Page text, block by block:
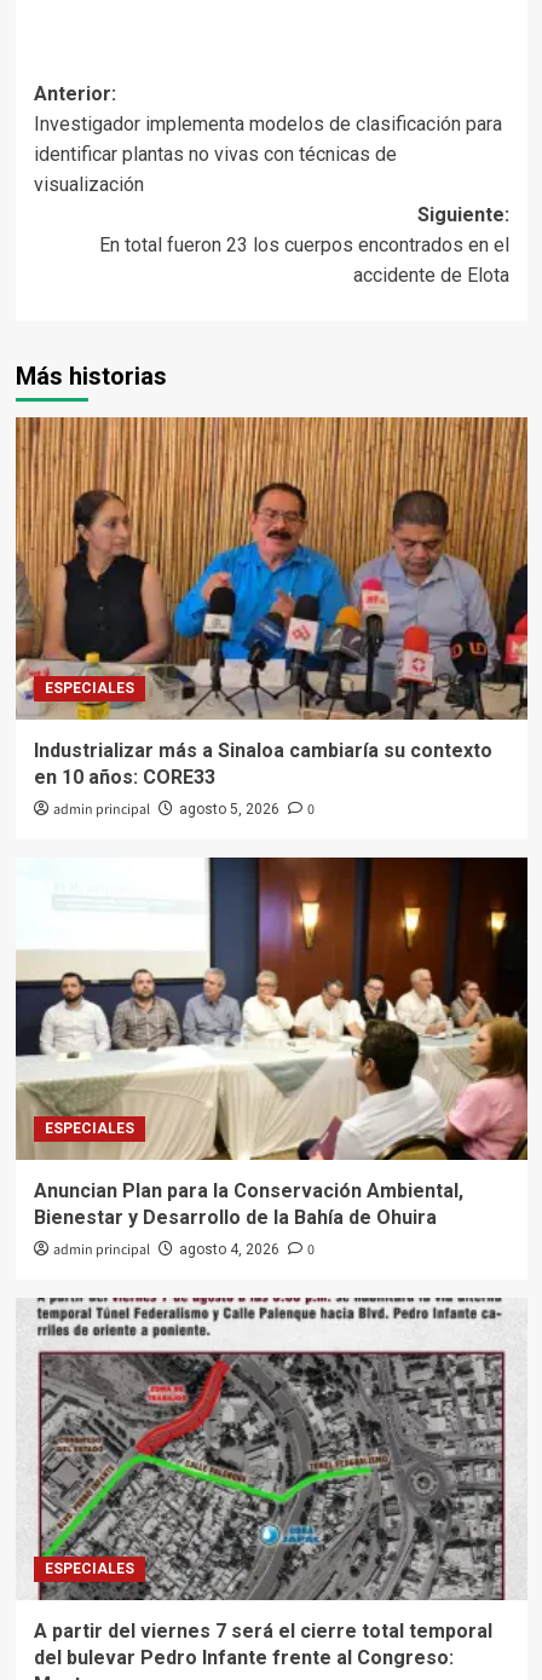
Navegación
de
entradas
Anterior:
Investigador implementa modelos de clasificación para
identificar plantas no vivas con técnicas de
visualización
Siguiente:
En total fueron 23 los cuerpos encontrados en el
accidente de Elota
Más historias
ESPECIALES
Industrializar más a Sinaloa cambiaría su contexto
en 10 años: CORE33
admin principal agosto 5, 2026 0
ESPECIALES
Anuncian Plan para la Conservación Ambiental,
Bienestar y Desarrollo de la Bahía de Ohuira
admin principal agosto 4, 2026 0
ESPECIALES
A partir del viernes 7 será el cierre total temporal
del bulevar Pedro Infante frente al Congreso: